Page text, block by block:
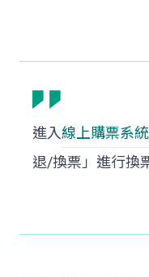
進入線上購票系統
退/換票」進行換